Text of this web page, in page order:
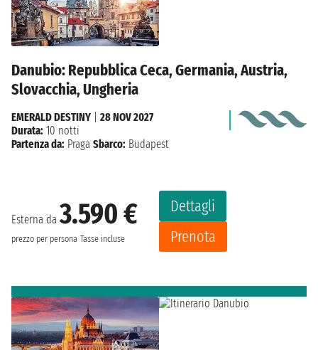
Danubio: Repubblica Ceca, Germania, Austria,
Slovacchia, Ungheria
Esterna da3.590 €
prezzo per persona Tasse incluse
Dettagli
Prenota
EMERALD DESTINY
28 NOV 2027
Durata: 10 notti
Partenza da: Praga Sbarco: Budapest